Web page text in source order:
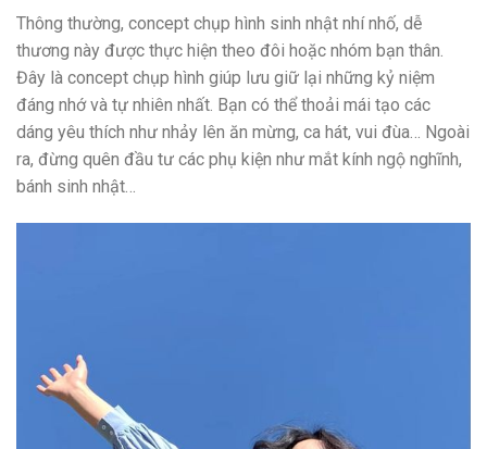
Thông thường, concept chụp hình sinh nhật nhí nhố, dễ
thương này được thực hiện theo đôi hoặc nhóm bạn thân.
Đây là concept chụp hình giúp lưu giữ lại những kỷ niệm
đáng nhớ và tự nhiên nhất. Bạn có thể thoải mái tạo các
dáng yêu thích như nhảy lên ăn mừng, ca hát, vui đùa… Ngoài
ra, đừng quên đầu tư các phụ kiện như mắt kính ngộ nghĩnh,
bánh sinh nhật…